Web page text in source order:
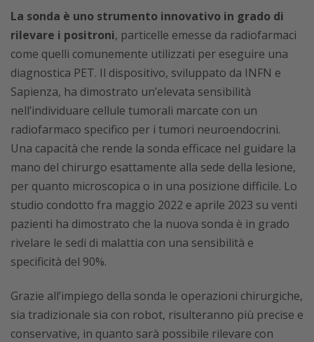
La sonda è uno strumento innovativo in grado di
rilevare i positroni, particelle emesse da radiofarmaci
come quelli comunemente utilizzati per eseguire una
diagnostica PET. Il dispositivo, sviluppato da INFN e
Sapienza, ha dimostrato un’elevata sensibilità
nell’individuare cellule tumorali marcate con un
radiofarmaco specifico per i tumori neuroendocrini.
Una capacità che rende la sonda efficace nel guidare la
mano del chirurgo esattamente alla sede della lesione,
per quanto microscopica o in una posizione difficile. Lo
studio condotto fra maggio 2022 e aprile 2023 su venti
pazienti ha dimostrato che la nuova sonda è in grado
rivelare le sedi di malattia con una sensibilità e
specificità del 90%.
Grazie all’impiego della sonda le operazioni chirurgiche,
sia tradizionale sia con robot, risulteranno più precise e
conservative, in quanto sarà possibile rilevare con